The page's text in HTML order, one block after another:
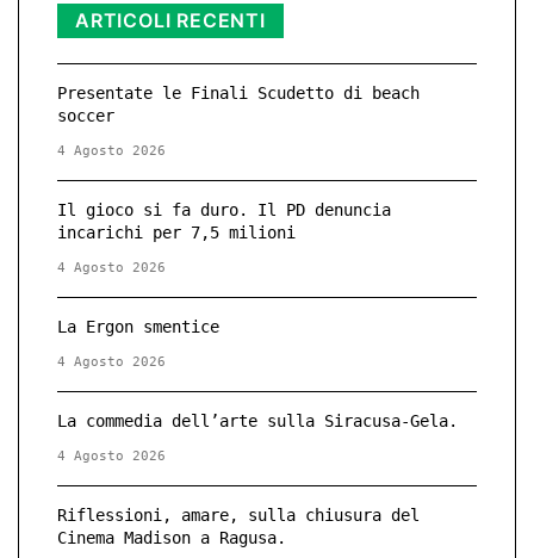
ARTICOLI RECENTI
Presentate le Finali Scudetto di beach
soccer
4 Agosto 2026
Il gioco si fa duro. Il PD denuncia
incarichi per 7,5 milioni
4 Agosto 2026
La Ergon smentice
4 Agosto 2026
La commedia dell’arte sulla Siracusa-Gela.
4 Agosto 2026
Riflessioni, amare, sulla chiusura del
Cinema Madison a Ragusa.